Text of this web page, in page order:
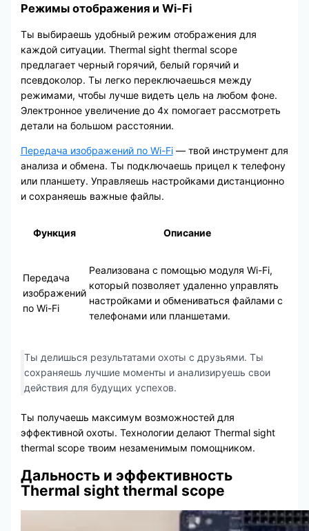
Режимы отображения и Wi-Fi
Ты выбираешь удобный режим отображения для
каждой ситуации. Thermal sight thermal scope
предлагает черный горячий, белый горячий и
псевдоколор. Ты легко переключаешься между
режимами, чтобы лучше видеть цель на любом фоне.
Электронное увеличение до 4x помогает рассмотреть
детали на большом расстоянии.
Передача изображений по Wi-Fi— твой инструмент для
анализа и обмена. Ты подключаешь прицел к телефону
или планшету. Управляешь настройками дистанционно
и сохраняешь важные файлы.
Функция Описание
Передача
изображений
по Wi-Fi
Реализована с помощью модуля Wi-Fi,
который позволяет удаленно управлять
настройками и обмениваться файлами с
телефонами или планшетами.
Ты делишься результатами охоты с друзьями. Ты
сохраняешь лучшие моменты и анализируешь свои
действия для будущих успехов.
Ты получаешь максимум возможностей для
эффективной охоты. Технологии делают Thermal sight
thermal scope твоим незаменимым помощником.
Дальность и эффективность
Thermal sight thermal scope